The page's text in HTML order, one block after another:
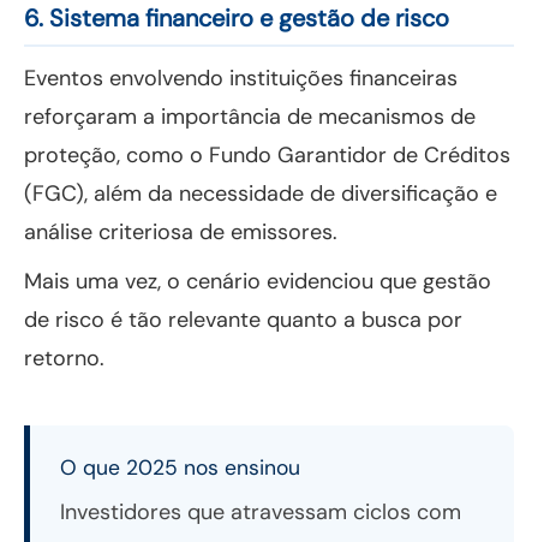
6. Sistema financeiro e gestão de risco
Eventos envolvendo instituições financeiras
reforçaram a importância de mecanismos de
proteção, como o Fundo Garantidor de Créditos
(FGC), além da necessidade de diversificação e
análise criteriosa de emissores.
Mais uma vez, o cenário evidenciou que gestão
de risco é tão relevante quanto a busca por
retorno.
O que 2025 nos ensinou
Investidores que atravessam ciclos com